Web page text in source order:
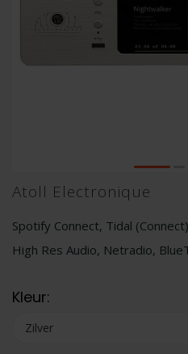
Atoll Electronique
Spotify Connect, Tidal
High Res Audio, Netradio,
Kleur: